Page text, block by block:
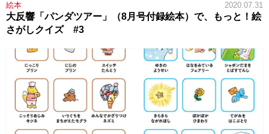
絵本 2020.07.31
大反響「パンダツアー」（8月号付録絵本）で、もっと！絵
さがしクイズ #3